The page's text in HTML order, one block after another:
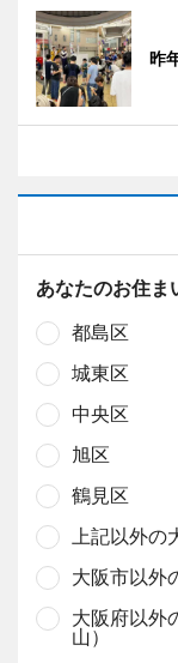
昨
あなたのお住ま
都島区
城東区
中央区
旭区
鶴見区
上記以外の
大阪市以外
大阪府以外
山）